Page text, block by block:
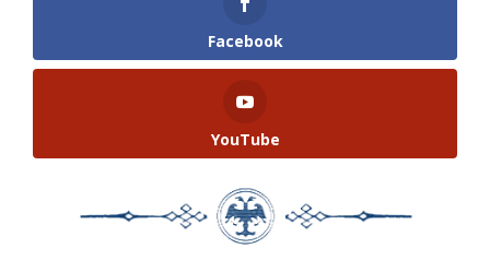
Facebook
YouTube